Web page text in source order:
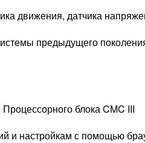
движения, датчика
предыдущего
блока CMC III
и настройкам с помощью